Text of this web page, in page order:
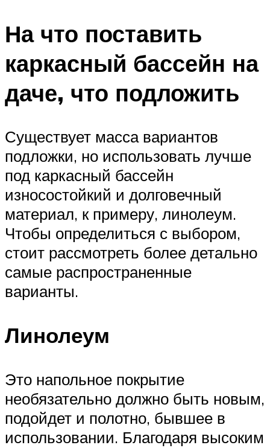
На что поставить
каркасный бассейн на
даче, что подложить
Существует масса вариантов
подложки, но использовать лучше
под каркасный бассейн
износостойкий и долговечный
материал, к примеру, линолеум.
Чтобы определиться с выбором,
стоит рассмотреть более детально
самые распространенные
варианты.
Линолеум
Это напольное покрытие
необязательно должно быть новым,
подойдет и полотно, бывшее в
использовании. Благодаря высоким